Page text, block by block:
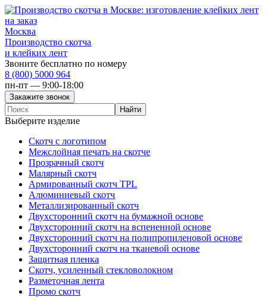
Москва
Производство скотча
и клейких лент
Звоните бесплатно по номеру
8 (800) 5000 964
пн-пт — 9:00-18:00
Выберите изделие
Скотч с логотипом
Межслойная печать на скотче
Прозрачный скотч
Малярный скотч
Армированный скотч TPL
Алюминиевый скотч
Металлизированный скотч
Двухсторонний скотч на бумажной основе
Двухсторонний скотч на вспененной основе
Двухсторонний скотч на полипропиленовой основе
Двухсторонний скотч на тканевой основе
Защитная пленка
Скотч, усиленный стекловолокном
Разметочная лента
Промо скотч